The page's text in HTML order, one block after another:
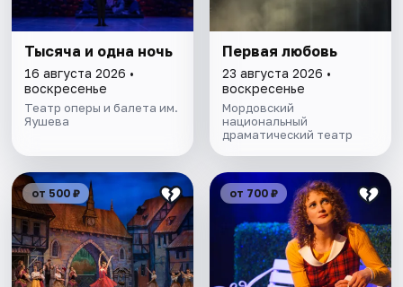
Тысяча и одна ночь
16 августа 2026 •
воскресенье
Театр оперы и балета им.
Яушева
Первая любовь
23 августа 2026 •
воскресенье
Мордовский
национальный
драматический театр
от 500 ₽ от 700 ₽